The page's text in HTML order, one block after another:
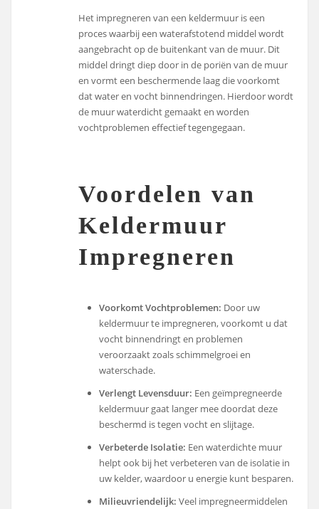
Het impregneren van een keldermuur is een
proces waarbij een waterafstotend middel wordt
aangebracht op de buitenkant van de muur. Dit
middel dringt diep door in de poriën van de muur
en vormt een beschermende laag die voorkomt
dat water en vocht binnendringen. Hierdoor wordt
de muur waterdicht gemaakt en worden
vochtproblemen effectief tegengegaan.
Voordelen van
Keldermuur
Impregneren
Voorkomt Vochtproblemen: Door uw
keldermuur te impregneren, voorkomt u dat
vocht binnendringt en problemen
veroorzaakt zoals schimmelgroei en
waterschade.
Verlengt Levensduur: Een geïmpregneerde
keldermuur gaat langer mee doordat deze
beschermd is tegen vocht en slijtage.
Verbeterde Isolatie: Een waterdichte muur
helpt ook bij het verbeteren van de isolatie in
uw kelder, waardoor u energie kunt besparen.
Milieuvriendelijk: Veel impregneermiddelen